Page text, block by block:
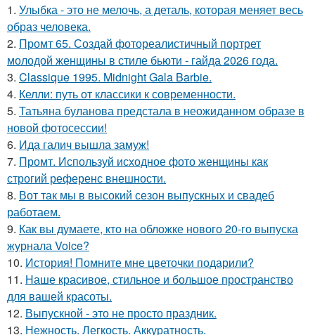
1. Улыбка - это не мелочь, а деталь, которая меняет весь
образ человека.
2. Промт 65. Создай фотореалистичный портрет
молодой женщины в стиле бьюти - гайда 2026 года.
3. Classique 1995. Midnight Gala Barbie.
4. Келли: путь от классики к современности.
5. Татьяна буланова предстала в неожиданном образе в
новой фотосессии!
6. Ида галич вышла замуж!
7. Промт. Используй исходное фото женщины как
строгий референс внешности.
8. Вот так мы в высокий сезон выпускных и свадеб
работаем.
9. Как вы думаете, кто на обложке нового 20-го выпуска
журнала Voice?
10. История! Помните мне цветочки подарили?
11. Наше красивое, стильное и большое пространство
для вашей красоты.
12. Выпускной - это не просто праздник.
13. Нежность. Легкость. Аккуратность.